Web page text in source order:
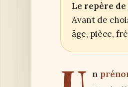
Le repère
Avant de
âge, pièce,
n